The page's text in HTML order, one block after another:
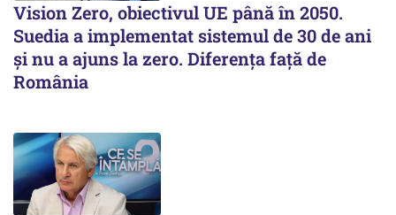
Vision Zero, obiectivul UE până în 2050.
Suedia a implementat sistemul de 30 de ani
şi nu a ajuns la zero. Diferenţa faţă de
România